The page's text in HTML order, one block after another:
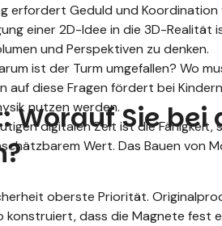
erfordert Geduld und Koordination
einer 2D-Idee in die 3D-Realität
und Perspektiven zu denken.
ist der Turm umgefallen? Wo
diese Fragen fördert bei
nutzen werden.
digitalen Zeit ist die Fähigkeit,
Wert. Das Bauen von
Worauf Sie bei
oberste Priorität.
dass die Magnete fest